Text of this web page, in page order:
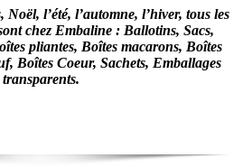
l’été, l’automne, l’hiver, tous les
chez Embaline : Ballotins, Sacs,
pliantes, Boîtes macarons, Boîtes
Boîtes Coeur, Sachets, Emballages
transparents.